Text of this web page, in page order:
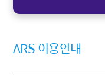
ARS 이용안내